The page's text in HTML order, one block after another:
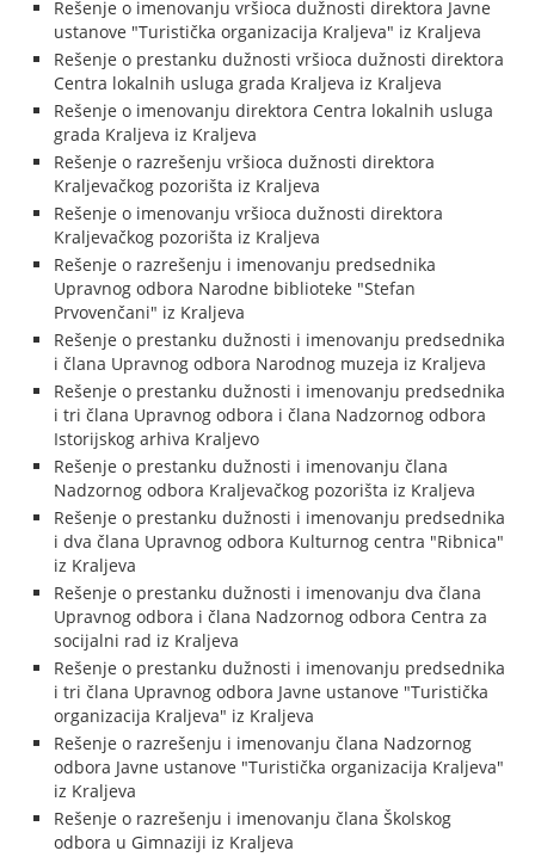
Rešenje o imenovanju vršioca dužnosti direktora Javne
ustanove "Turistička organizacija Kraljeva" iz Kraljeva
Rešenje o prestanku dužnosti vršioca dužnosti direktora
Centra lokalnih usluga grada Kraljeva iz Kraljeva
Rešenje o imenovanju direktora Centra lokalnih usluga
grada Kraljeva iz Kraljeva
Rešenje o razrešenju vršioca dužnosti direktora
Kraljevačkog pozorišta iz Kraljeva
Rešenje o imenovanju vršioca dužnosti direktora
Kraljevačkog pozorišta iz Kraljeva
Rešenje o razrešenju i imenovanju predsednika
Upravnog odbora Narodne biblioteke "Stefan
Prvovenčani" iz Kraljeva
Rešenje o prestanku dužnosti i imenovanju predsednika
i člana Upravnog odbora Narodnog muzeja iz Kraljeva
Rešenje o prestanku dužnosti i imenovanju predsednika
i tri člana Upravnog odbora i člana Nadzornog odbora
Istorijskog arhiva Kraljevo
Rešenje o prestanku dužnosti i imenovanju člana
Nadzornog odbora Kraljevačkog pozorišta iz Kraljeva
Rešenje o prestanku dužnosti i imenovanju predsednika
i dva člana Upravnog odbora Kulturnog centra "Ribnica"
iz Kraljeva
Rešenje o prestanku dužnosti i imenovanju dva člana
Upravnog odbora i člana Nadzornog odbora Centra za
socijalni rad iz Kraljeva
Rešenje o prestanku dužnosti i imenovanju predsednika
i tri člana Upravnog odbora Javne ustanove "Turistička
organizacija Kraljeva" iz Kraljeva
Rešenje o razrešenju i imenovanju člana Nadzornog
odbora Javne ustanove "Turistička organizacija Kraljeva"
iz Kraljeva
Rešenje o razrešenju i imenovanju člana Školskog
odbora u Gimnaziji iz Kraljeva